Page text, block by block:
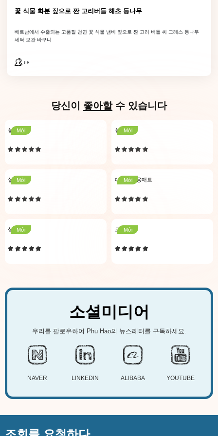
꽃 식물 화분 짚으로 짠 고리버들 해초 등나무
베트남에서 수출되는 고품질 천연 꽃 식물 냄비 짚으로 짠 고리 버들 씨 그래스 등나무
세탁 보관 바구니
68
당신이 좋아할수 있습니다
Mới
실내매트 Mới
실내매트
Mới
실내매트 Mới
애완동물용매트
Mới
실내매트 Mới
코코피트
소셜미디어
우리를 팔로우하여 Phu Hao의 뉴스레터를 구독하세요.
NAVER LINKEDIN ALIBABA YOUTUBE